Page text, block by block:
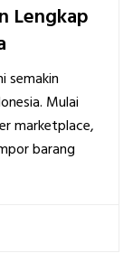
Lengkap
semakin
Mulai
marketplace,
barang